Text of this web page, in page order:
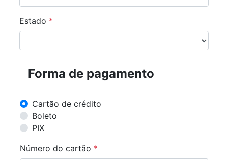
Estado *
Forma de pagamento
Cartão de crédito
Boleto
PIX
Número do cartão *